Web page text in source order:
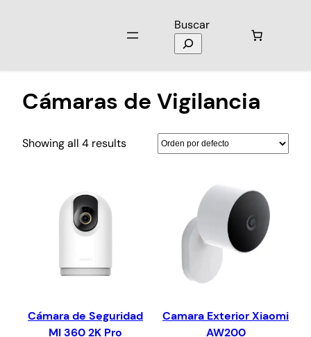
Buscar
Cámaras de Vigilancia
Showing all 4 results
Cámara de Seguridad
MI 360 2K Pro
Camara Exterior Xiaomi
AW200